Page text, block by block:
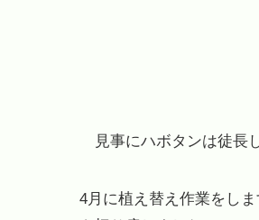
見事にハボタンは徒長
4月に植え替え作業をし